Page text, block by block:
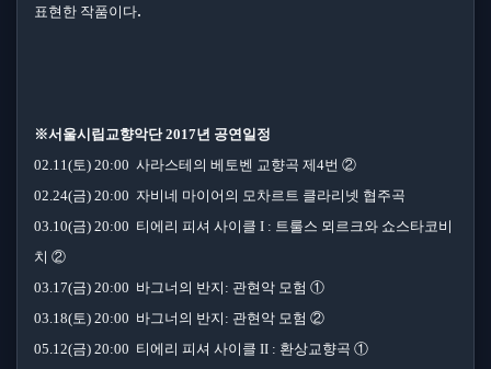
표현한 작품이다.
※서울시립교향악단 2017년 공연일정
02.11(토) 20:00 사라스테의 베토벤 교향곡 제4번 ②
02.24(금) 20:00 자비네 마이어의 모차르트 클라리넷 협주곡
03.10(금) 20:00 티에리 피셔 사이클 I : 트룰스 뫼르크와 쇼스타코비
치 ②
03.17(금) 20:00 바그너의 반지: 관현악 모험 ①
03.18(토) 20:00 바그너의 반지: 관현악 모험 ②
05.12(금) 20:00 티에리 피셔 사이클 II : 환상교향곡 ①